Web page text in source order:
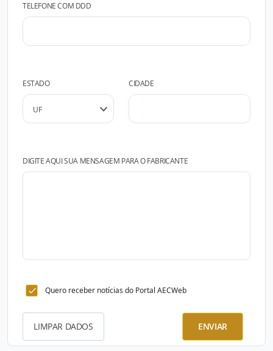
TELEFONE COM DDD
ESTADO CIDADE
DIGITE AQUI SUA MENSAGEM PARA O FABRICANTE
Quero receber notícias do Portal AECWeb
LIMPAR DADOS ENVIAR